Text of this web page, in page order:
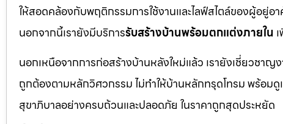
ให้สอดคล้องกับพฤติกรรมการใช้งานและไลฟ์สไตล์ของผู้อยู่อ
นอกจากนี้เรายังมีบริการรับสร้างบ้านพร้อมตกแต่งภายใน
นอกเหนือจากการก่อสร้างบ้านหลังใหม่แล้ว เรายังเชี่ยวชา
ถูกต้องตามหลักวิศวกรรม ไม่ทำให้บ้านหลักทรุดโทรม พร้อม
สุขาภิบาลอย่างครบถ้วนและปลอดภัย ในราคาถูกสุดประหยัด